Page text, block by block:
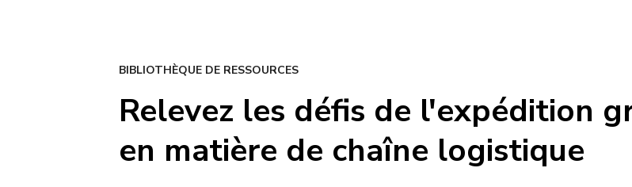
BIBLIOTHÈQUE DE RESSOURCES
Relevez les défis de l'expédition
en matière de chaîne logistique